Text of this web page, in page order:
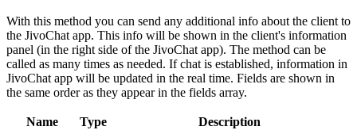
With this method you can send any additional info about the client to
the JivoChat app. This info will be shown in the client's information
panel (in the right side of the JivoChat app). The method can be
called as many times as needed. If chat is established, information in
JivoChat app will be updated in the real time. Fields are shown in
the same order as they appear in the fields array.
Name Type
Description